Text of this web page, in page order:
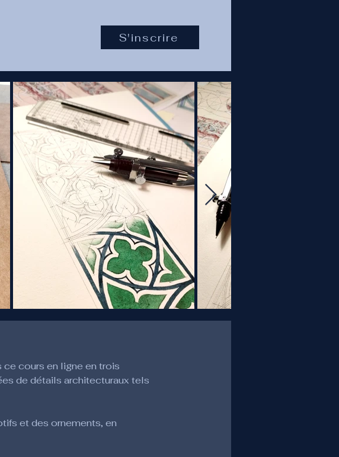
S'inscrire
cours en ligne en trois
de détails architecturaux tels
et des ornements, en